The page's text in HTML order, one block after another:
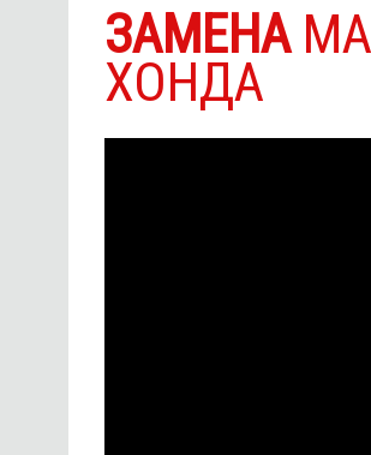
ЗАМЕНА
ХОНДА